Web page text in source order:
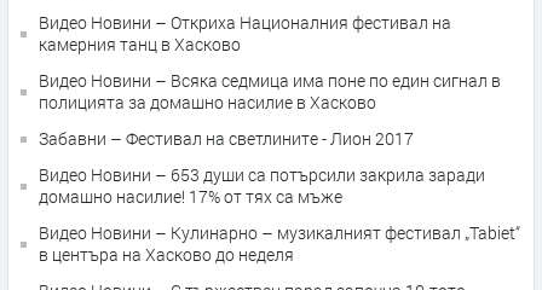
Видео Новини – Откриха Националния фестивал на
камерния танц в Хасково
Видео Новини – Всяка седмица има поне по един сигнал в
полицията за домашно насилие в Хасково
Забавни – Фестивал на светлините - Лион 2017
Видео Новини – 653 души са потърсили закрила заради
домашно насилие! 17% от тях са мъже
Видео Новини – Кулинарно – музикалният фестивал „Tabiet“
в центъра на Хасково до неделя